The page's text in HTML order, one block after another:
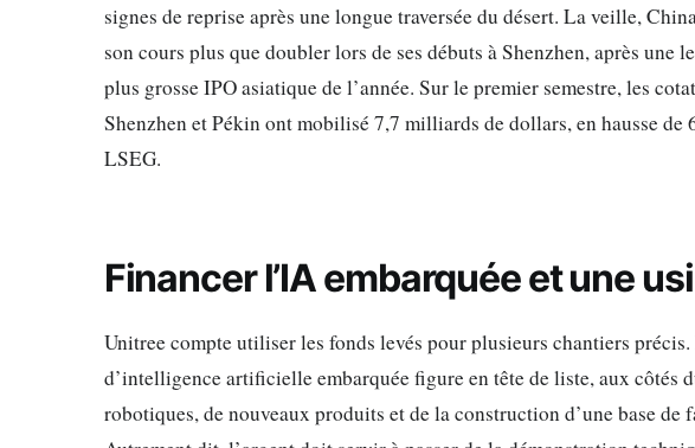
signes de reprise après une longue traversée du désert. La veille,
son cours plus que doubler lors de ses débuts à Shenzhen, après une
plus grosse IPO asiatique de l’année. Sur le premier semestre, les
Shenzhen et Pékin ont mobilisé 7,7 milliards de dollars, en hausse de
LSEG.
Financer l’IA embarquée et une
Unitree compte utiliser les fonds levés pour plusieurs chantiers précis.
d’intelligence artificielle embarquée figure en tête de liste, aux côtés
robotiques, de nouveaux produits et de la construction d’une base